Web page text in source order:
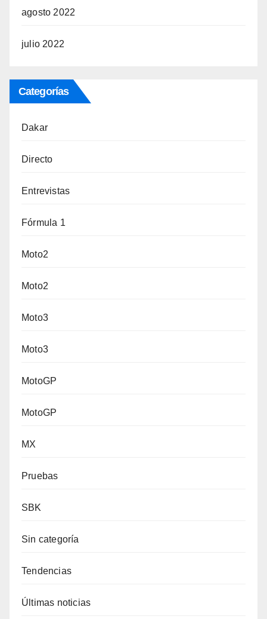
agosto 2022
julio 2022
Categorías
Dakar
Directo
Entrevistas
Fórmula 1
Moto2
Moto2
Moto3
Moto3
MotoGP
MotoGP
MX
Pruebas
SBK
Sin categoría
Tendencias
Últimas noticias